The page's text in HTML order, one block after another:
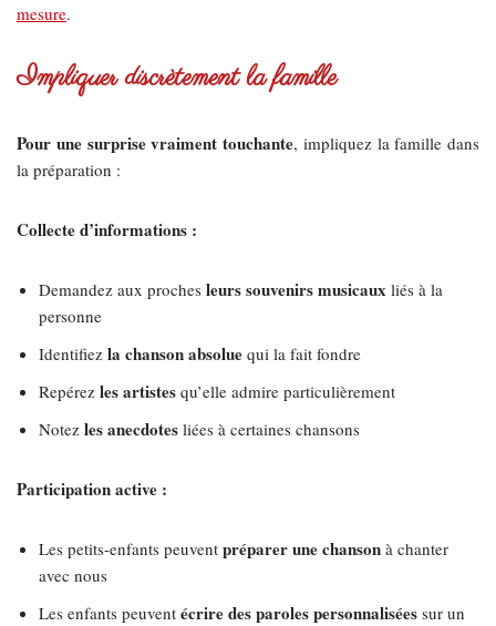
mesure.
Impliquer discrètement la famille
Pour une surprise vraiment touchante, impliquez la famille dans
la préparation :
Collecte d’informations :
Demandez aux proches leurs souvenirs musicaux liés à la
personne
Identifiez la chanson absolue qui la fait fondre
Repérez les artistes qu’elle admire particulièrement
Notez les anecdotes liées à certaines chansons
Participation active :
Les petits-enfants peuvent préparer une chanson à chanter
avec nous
Les enfants peuvent écrire des paroles personnalisées sur un